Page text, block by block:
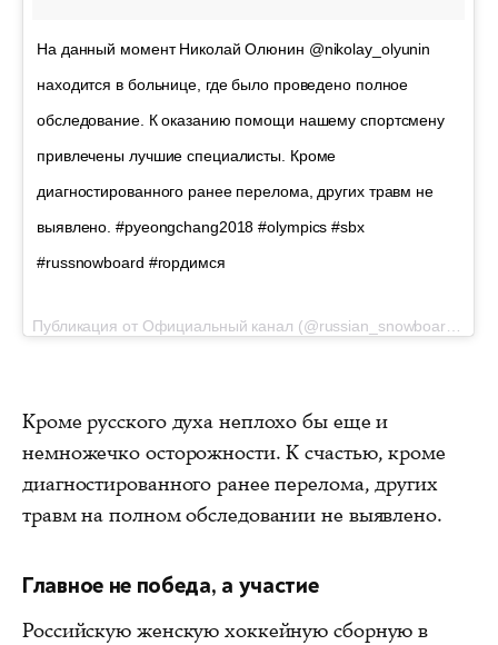
На данный момент Николай Олюнин @nikolay_olyunin
находится в больнице, где было проведено полное
обследование. К оказанию помощи нашему спортсмену
привлечены лучшие специалисты. Кроме
диагностированного ранее перелома, других травм не
выявлено. #pyeongchang2018 #olympics #sbx
#russnowboard #гордимся
Публикация от Официальный канал (@russian_snowboard_federation)
Кроме русского духа неплохо бы еще и
немножечко осторожности. К счастью, кроме
диагностированного ранее перелома, других
травм на полном обследовании не выявлено.
Главное не победа, а участие
Российскую женскую хоккейную сборную в